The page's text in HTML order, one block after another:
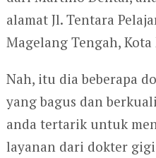
alamat Jl. Tentara
Magelang Tengah,
Nah, itu dia beberapa
yang bagus dan
anda tertarik untuk
layanan dari dokter gigi